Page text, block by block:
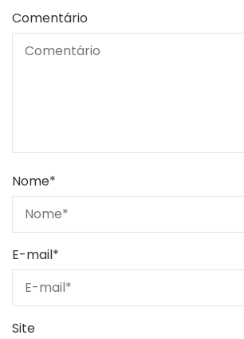
Comentário
Nome*
E-mail*
Site